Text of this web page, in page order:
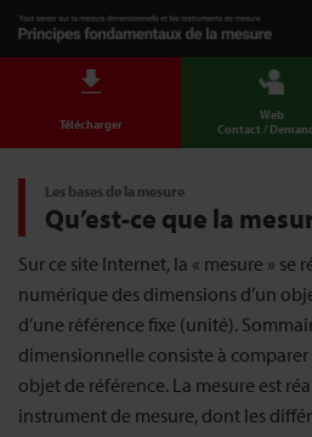
Télécharger
Web
Contact /
Les bases de la mesure
Qu’est-ce que la
Sur ce site Internet, la « mesure » se
numérique des dimensions d’un
d’une référence fixe (unité).
dimensionnelle consiste à
objet de référence. La mesure est
instrument de mesure, dont les